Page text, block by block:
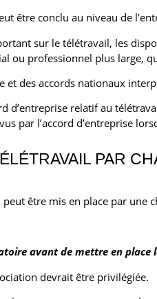
être conclu au niveau de
sur le télétravail, les
ou professionnel plus large,
et des accords nationaux
d’entreprise relatif au
par l’accord d’entreprise
PAR
être mis en place par une
avant de mettre en
devrait être privilégiée.